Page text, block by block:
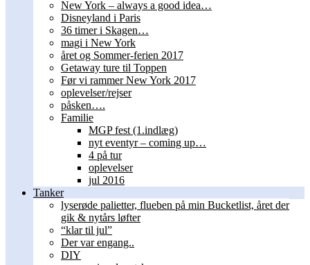
New York – always a good idea…
Disneyland i Paris
36 timer i Skagen…
magi i New York
året og Sommer-ferien 2017
Getaway ture til Toppen
Før vi rammer New York 2017
oplevelser/rejser
påsken….
Familie
MGP fest (1.indlæg)
nyt eventyr – coming up…
4 på tur
oplevelser
jul 2016
Tanker
lyserøde palietter, flueben på min Bucketlist, året der
gik & nytårs løfter
“klar til jul”
Der var engang..
DIY